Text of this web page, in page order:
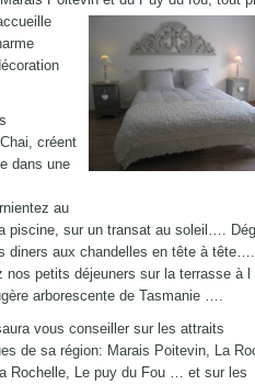
créent
dans une
au
piscine, sur un transat au soleil….
diners aux chandelles en tête à tête….
nos petits déjeuners sur la terrasse à l
arborescente de Tasmanie ….
vous conseiller sur les attraits
de sa région: Marais Poitevin, La
Rochelle, Le puy du Fou … et sur les